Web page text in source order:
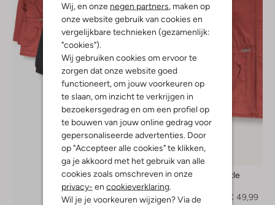
Wij, en onze negen partners, maken op
onze website gebruik van cookies en
vergelijkbare technieken (gezamenlijk:
"cookies").
Wij gebruiken cookies om ervoor te
zorgen dat onze website goed
functioneert, om jouw voorkeuren op
te slaan, om inzicht te verkrijgen in
bezoekersgedrag en om een profiel op
te bouwen van jouw online gedrag voor
gepersonaliseerde advertenties. Door
op "Accepteer alle cookies" te klikken,
ga je akkoord met het gebruik van alle
cookies zoals omschreven in onze
privacy- en cookieverklaring.
Wil je je voorkeuren wijzigen? Via de
-50%
Looxs Little
€ 99,99
€ 49,99